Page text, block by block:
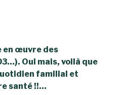
en œuvre des
Oui mais, voilà que
familial et
santé !!…